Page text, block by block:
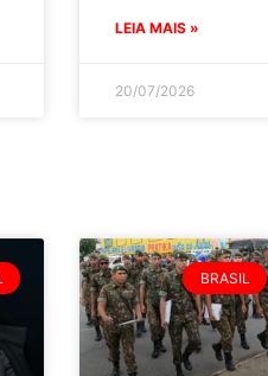
LEIA MAIS »
20/07/2026
BRASIL